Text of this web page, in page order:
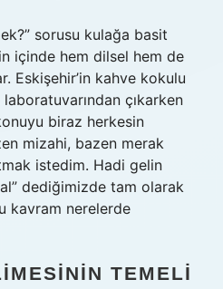
sorusu kulağa basit
içinde hem dilsel hem de
Eskişehir’in kahve kokulu
çıkarken
biraz herkesin
mizahi, bazen merak
istedim. Hadi gelin
dediğimizde tam olarak
kavram nerelerde
TEMELI